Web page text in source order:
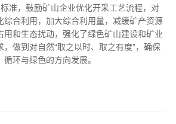
准，鼓励矿山企业优化开采工艺流程，对
综合利用，加大综合利用量，减缓矿产资源
用和生态扰动，强化了绿色矿山建设和矿业
做到对自然“取之以时、取之有度”，确保
环与绿色的方向发展。